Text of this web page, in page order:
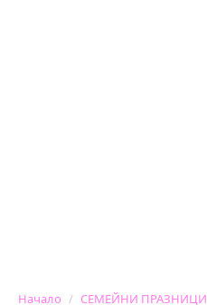
Начало СЕМЕЙНИ ПРАЗНИЦИ